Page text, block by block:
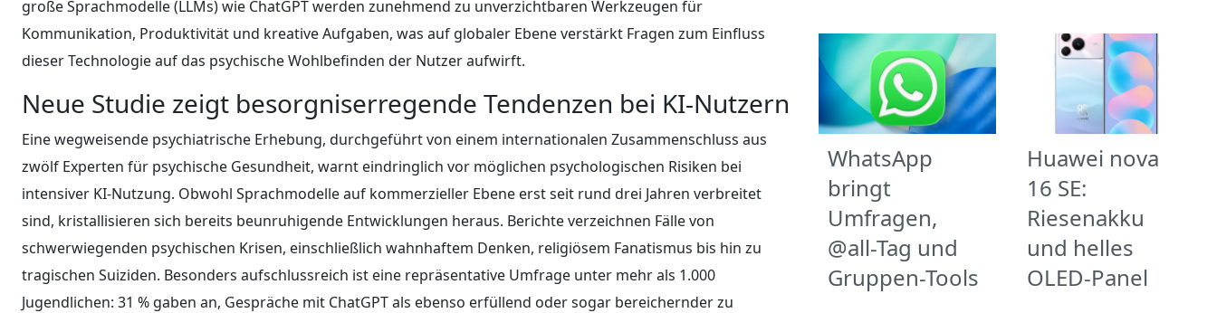
große Sprachmodelle (LLMs) wie ChatGPT werden zunehmend zu unverzichtbaren Werkzeugen für
Kommunikation, Produktivität und kreative Aufgaben, was auf globaler Ebene verstärkt Fragen zum Einfluss
dieser Technologie auf das psychische Wohlbefinden der Nutzer aufwirft.
Neue Studie zeigt besorgniserregende Tendenzen bei KI-Nutzern
Eine wegweisende psychiatrische Erhebung, durchgeführt von einem internationalen Zusammenschluss aus
zwölf Experten für psychische Gesundheit, warnt eindringlich vor möglichen psychologischen Risiken bei
intensiver KI-Nutzung. Obwohl Sprachmodelle auf kommerzieller Ebene erst seit rund drei Jahren verbreitet
sind, kristallisieren sich bereits beunruhigende Entwicklungen heraus. Berichte verzeichnen Fälle von
schwerwiegenden psychischen Krisen, einschließlich wahnhaftem Denken, religiösem Fanatismus bis hin zu
tragischen Suiziden. Besonders aufschlussreich ist eine repräsentative Umfrage unter mehr als 1.000
Jugendlichen: 31 % gaben an, Gespräche mit ChatGPT als ebenso erfüllend oder sogar bereichernder zu
WhatsApp
bringt
Umfragen,
@all-Tag und
Gruppen-Tools
Huawei nova
16 SE:
Riesenakku
und helles
OLED-Panel